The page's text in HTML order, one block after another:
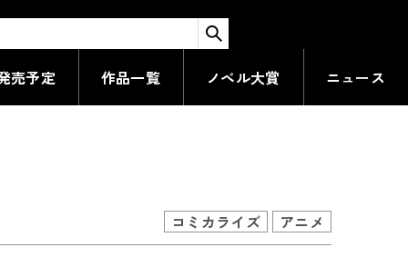
売予定
作品一覧 ノベル大賞 ニュース
がSランクになって
コミカライズ アニメ